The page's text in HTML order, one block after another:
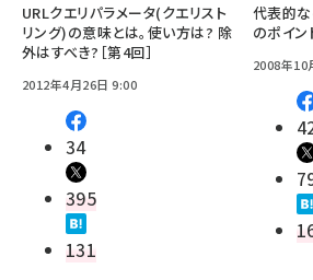
URLクエリパラメータ(クエリスト
リング)の意味とは。使い方は? 除
外はすべき?［第4回］
2012年4月26日 9:00
34
395
131
代表的
のポイン
2008年10